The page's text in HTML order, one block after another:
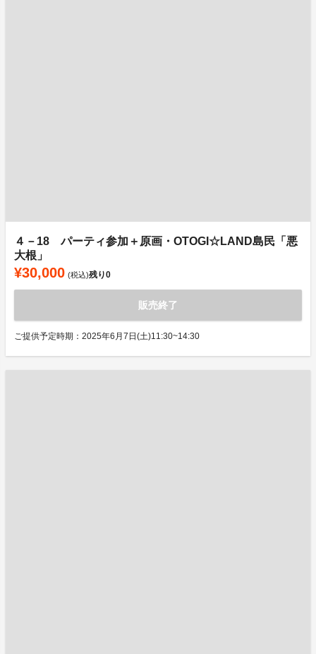
４－18 パーティ参加＋原画・OTOGI☆LAND島民「悪
大根」
¥30,000 (税込)残り0
販売終了
ご提供予定時期：2025年6月7日(土)11:30~14:30